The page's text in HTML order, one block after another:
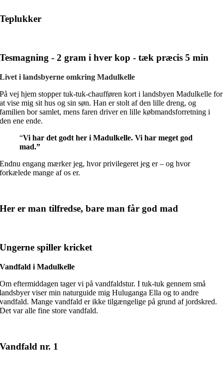
Teplukker
Tesmagning - 2 gram i hver kop - tæk præcis 5 min
Livet i landsbyerne omkring Madulkelle
På vej hjem stopper tuk-tuk-chaufføren kort i landsbyen Madulkelle for
at vise mig sit hus og sin søn. Han er stolt af den lille dreng, og
familien bor samlet, mens faren driver en lille købmandsforretning i
den ene ende.
“Vi har det godt her i Madulkelle. Vi har meget god
mad.”
Endnu engang mærker jeg, hvor privilegeret jeg er – og hvor
forkælede mange af os er.
Her er man tilfredse, bare man får god mad
Ungerne spiller kricket
Vandfald i Madulkelle
Om eftermiddagen tager vi på vandfaldstur. I tuk-tuk gennem små
landsbyer viser min naturguide mig Huluganga Ella og to andre
vandfald. Mange vandfald er ikke tilgængelige på grund af jordskred.
Det var alle fine store vandfald.
Vandfald nr. 1